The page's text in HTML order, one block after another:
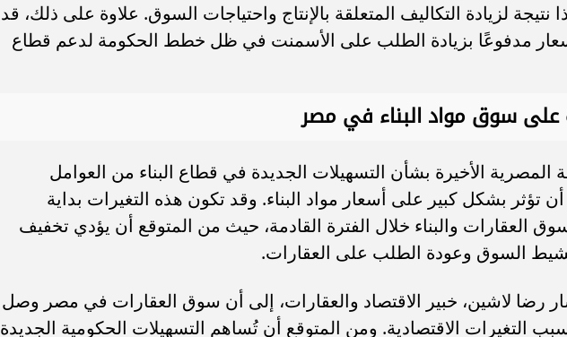
لزيادة التكاليف المتعلقة بالإنتاج واحتياجات السوق. علاوة على ذلك، قد
مدفوعًا بزيادة الطلب على الأسمنت في ظل خطط الحكومة لدعم قطاع
على سوق مواد البناء في مصر
المصرية الأخيرة بشأن التسهيلات الجديدة في قطاع البناء من العوامل
تؤثر بشكل كبير على أسعار مواد البناء. وقد تكون هذه التغيرات بداية
العقارات والبناء خلال الفترة القادمة، حيث من المتوقع أن يؤدي تخفيف
السوق وعودة الطلب على العقارات.
رضا لاشين، خبير الاقتصاد والعقارات، إلى أن سوق العقارات في مصر وصل
التغيرات الاقتصادية. ومن المتوقع أن تُساهم التسهيلات الحكومية الجديدة